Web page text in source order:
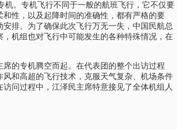
机。专机飞行不同于一般的航班飞行，它不仅要
性，以及起降时间的准确性，都有严格的要
排。为了确保此次飞行万无一失，中国民航总
机组也对飞行中可能发生的各种特殊情况，在
的专机腾空而起。在代表团的整个出访过程
和高超的飞行技术，克服天气复杂、机场条件
问过程中，江泽民主席特意接见了全体机组人